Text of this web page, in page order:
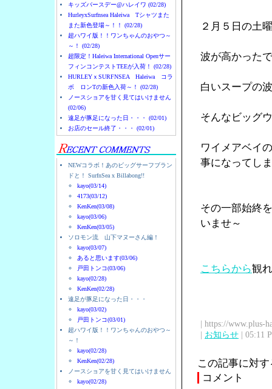
キッズバースデー@ハレイワ (02/28)
HurleyxSurfnsea Haleiwa Tシャツまた
また新色登場～！！ (02/28)
超ハワイ版！！ワンちゃんのおやつ～
～！ (02/28)
超限定！Haleiwa International Openサー
フィンコンテストTEEが入荷！ (02/28)
HURLEYｘSURFNSEA Haleiwa コラ
ボ ロンTの新色入荷～！ (02/28)
ノースショアを甘く見てはいけません
(02/06)
遠足が豚足になった日・・・ (02/01)
お店のセール終了・・・ (02/01)
NEWコラボ！あのビッグサーフブラン
ドと！ SurfnSea x Billabong!!
kayo(03/14)
4173(03/12)
KenKen(03/08)
kayo(03/06)
KenKen(03/05)
ソロモン流 山下マヌーさん編！
kayo(03/07)
あると思います(03/06)
戸田トンコ(03/06)
kayo(02/28)
KenKen(02/28)
遠足が豚足になった日・・・
kayo(03/02)
戸田トンコ(03/01)
超ハワイ版！！ワンちゃんのおやつ～
～！
kayo(02/28)
KenKen(02/28)
ノースショアを甘く見てはいけません
kayo(02/28)
２月５日の土
波が高かった
白いスープの
そんなビッグ
ワイメアベイ
事になってし
その一部始終
いませ～
こちらから観
| https://www.plus-
| お知らせ | 05:11
この記事に対
コメント